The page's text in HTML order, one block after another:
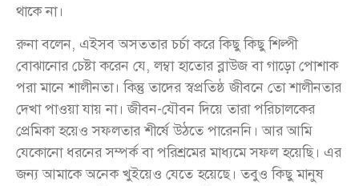
থাকে না।
রুনা বলেন, এইসব অসততার চর্চা করে কিছু কিছু শিল্পী
বোঝানোর চেষ্টা করেন যে, লম্বা হাতোর ব্লাউজ বা গাড়ো পোশাক
পরা মানে শালীনতা। কিন্তু তাদের স্বপ্রতিষ্ঠ জীবনে তো শালীনতার
দেখা পাওয়া যায় না। জীবন-যৌবন দিয়ে তারা পরিচালকের
প্রেমিকা হয়েও সফলতার শীর্ষে উঠতে পারেননি। আর আমি
যেকোনো ধরনের সম্পর্ক বা পরিশ্রমের মাধ্যমে সফল হয়েছি। এর
জন্য আমাকে অনেক খুইয়েও যেতে হয়েছে। তবুও কিছু মানুষ